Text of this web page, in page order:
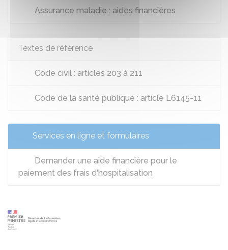
Assurance maladie : aides financières
Textes de référence
Code civil : articles 203 à 211
Code de la santé publique : article L6145-11
Services en ligne et formulaires
Demander une aide financière pour le
paiement des frais d'hospitalisation